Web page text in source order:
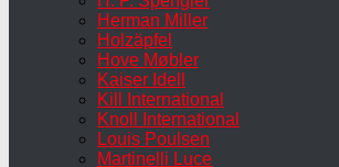
Herman Miller
Holzäpfel
Hove Møbler
Kaiser Idell
Kill International
Knoll International
Louis Poulsen
Martinelli Luce